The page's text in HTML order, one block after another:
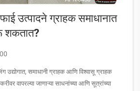
उत्पादने ग्राहक समाधानात
शकतात?
उद्योगात, समाधानी ग्राहक आणि विश्वासू ग्राहक
वापरल्या जाणाऱ्या साधनांच्या आणि सूत्रांच्या